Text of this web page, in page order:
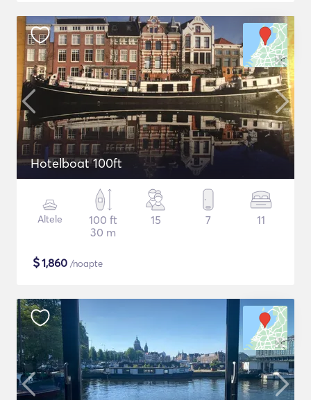
Hotelboat 100ft
Altele
100 ft
30 m
15 7 11
$1,860 /noapte